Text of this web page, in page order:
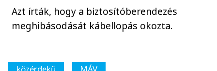
Azt írták, hogy a biztosítóberendezés
meghibásodását kábellopás okozta.